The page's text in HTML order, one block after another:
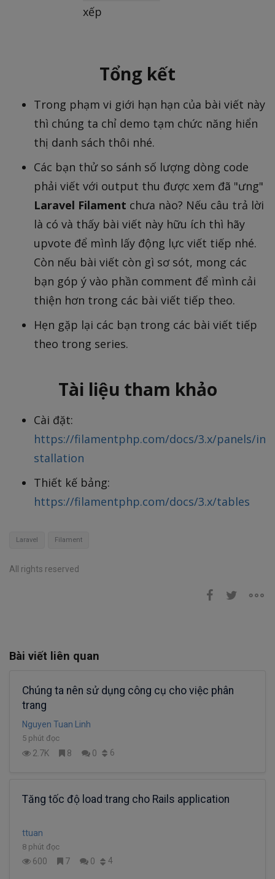
xếp
Tổng kết
Trong phạm vi giới hạn hạn của bài viết này
thì chúng ta chỉ demo tạm chức năng hiển
thị danh sách thôi nhé.
Các bạn thử so sánh số lượng dòng code
phải viết với output thu được xem đã "ưng"
Laravel Filament chưa nào? Nếu câu trả lời
là có và thấy bài viết này hữu ích thì hãy
upvote để mình lấy động lực viết tiếp nhé.
Còn nếu bài viết còn gì sơ sót, mong các
bạn góp ý vào phần comment để mình cải
thiện hơn trong các bài viết tiếp theo.
Hẹn gặp lại các bạn trong các bài viết tiếp
theo trong series.
Tài liệu tham khảo
Cài đặt:
https://filamentphp.com/docs/3.x/panels/in
stallation
Thiết kế bảng:
https://filamentphp.com/docs/3.x/tables
Laravel Filament
All rights reserved
Bài viết liên quan
Chúng ta nên sử dụng công cụ cho việc phân
trang
Nguyen Tuan Linh
5 phút đọc
2.7K 8 0 6
Tăng tốc độ load trang cho Rails application
ttuan
8 phút đọc
600 7 0 4